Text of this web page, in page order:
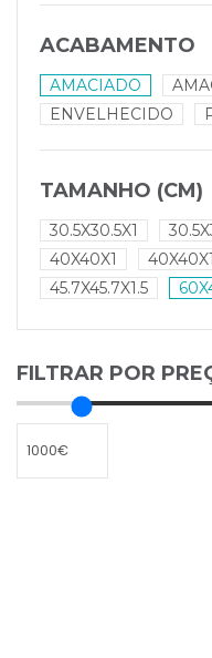
ACABAMENTO
AMACIADO
ENVELHECIDO
TAMANHO (CM)
30.5X30.5X1
40X40X1
45.7X45.7X1.5
FILTRAR POR